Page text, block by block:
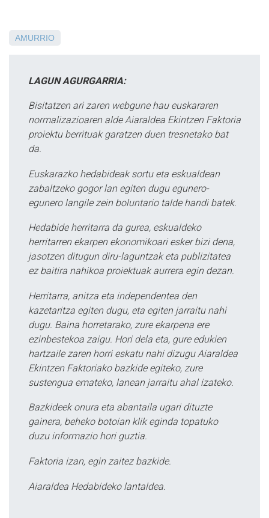
AMURRIO
LAGUN AGURGARRIA:
Bisitatzen ari zaren webgune hau euskararen
normalizazioaren alde Aiaraldea Ekintzen Faktoria
proiektu berrituak garatzen duen tresnetako bat
da.
Euskarazko hedabideak sortu eta eskualdean
zabaltzeko gogor lan egiten dugu egunero-
egunero langile zein boluntario talde handi batek.
Hedabide herritarra da gurea, eskualdeko
herritarren ekarpen ekonomikoari esker bizi dena,
jasotzen ditugun diru-laguntzak eta publizitatea
ez baitira nahikoa proiektuak aurrera egin dezan.
Herritarra, anitza eta independentea den
kazetaritza egiten dugu, eta egiten jarraitu nahi
dugu. Baina horretarako, zure ekarpena ere
ezinbestekoa zaigu. Hori dela eta, gure edukien
hartzaile zaren horri eskatu nahi dizugu Aiaraldea
Ekintzen Faktoriako bazkide egiteko, zure
sustengua emateko, lanean jarraitu ahal izateko.
Bazkideek onura eta abantaila ugari dituzte
gainera, beheko botoian klik eginda topatuko
duzu informazio hori guztia.
Faktoria izan, egin zaitez bazkide.
Aiaraldea Hedabideko lantaldea.